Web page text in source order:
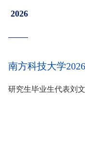
2026
研究生毕业生代表刘